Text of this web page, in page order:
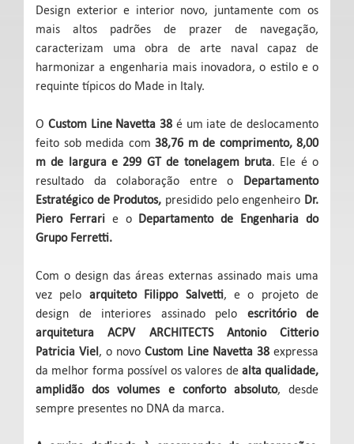
Design exterior e interior novo, juntamente com os
mais altos padrões de prazer de navegação,
caracterizam uma obra de arte naval capaz de
harmonizar a engenharia mais inovadora, o estilo e o
requinte típicos do Made in Italy.
O Custom Line Navetta 38 é um iate de deslocamento
feito sob medida com 38,76 m de comprimento, 8,00
m de largura e 299 GT de tonelagem bruta. Ele é o
resultado da colaboração entre o Departamento
Estratégico de Produtos, presidido pelo engenheiro Dr.
Piero Ferrarie oDepartamento de Engenharia do
Grupo Ferretti.
Com o design das áreas externas assinado mais uma
vez pelo arquiteto Filippo Salvetti, e o projeto de
design de interiores assinado pelo escritório de
arquitetura ACPV ARCHITECTS Antonio Citterio
Patricia Viel, o novo Custom Line Navetta 38 expressa
da melhor forma possível os valores de alta qualidade,
amplidão dos volumes e conforto absoluto, desde
sempre presentes no DNA da marca.